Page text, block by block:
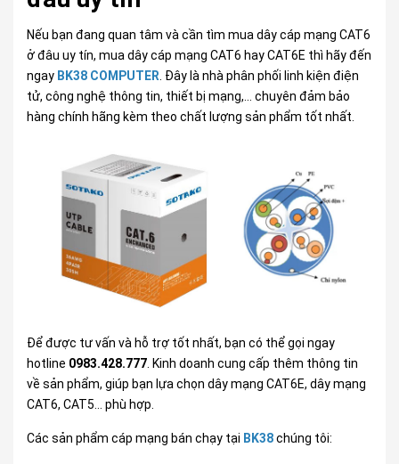
Nếu bạn đang quan tâm và cần tìm mua dây cáp mạng CAT6
ở đâu uy tín, mua dây cáp mạng CAT6 hay CAT6E thì hãy đến
ngay BK38 COMPUTER . Đây là nhà phân phối linh kiện điện
tử, công nghệ thông tin, thiết bị mạng,... chuyên đảm bảo
hàng chính hãng kèm theo chất lượng sản phẩm tốt nhất.
Để được tư vấn và hỗ trợ tốt nhất, bạn có thể gọi ngay
hotline 0983.428.777. Kinh doanh cung cấp thêm thông tin
về sản phẩm, giúp bạn lựa chọn dây mạng CAT6E, dây mạng
CAT6, CAT5… phù hợp.
Các sản phẩm cáp mạng bán chạy tại BK38chúng tôi: